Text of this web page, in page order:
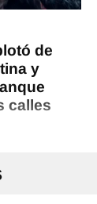
de
y
calles